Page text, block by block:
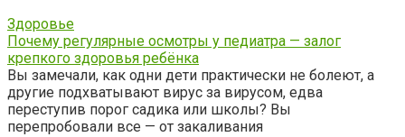
Здоровье
Почему регулярные осмотры у педиатра — залог
крепкого здоровья ребёнка
Вы замечали, как одни дети практически не болеют, а
другие подхватывают вирус за вирусом, едва
переступив порог садика или школы? Вы
перепробовали все — от закаливания